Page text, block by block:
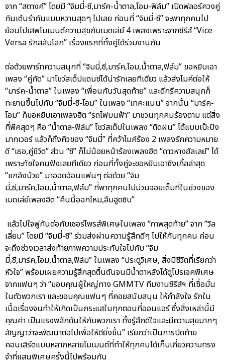
จาก “สตางค์” โดยมี “จิมมี่-ซี,มาร์ค-น้ำตาล,โอม-ฟิล์ม” เปิดฟลอร์ควงคู่
กันเต้นรำกันแบบหวานสุดๆ ไปเลย ก่อนที่ “จิมมี่-ซี” จะพาทุกคนไป
ย้อนไปเสพโมเมนต์ความสุขกับเมดเล่ย์ 4 เพลงเพราะจากซีรีส์ “Vice
Versa รักสลับโลก” เรื่องแรกที่ทั้งคู่ได้ร่วมงานกัน
ต่อด้วยพาร์ทความสนุกที่ “จิมมี่,ซี,มาร์ค,โอม,น้ำตาล,ฟิล์ม” ขอหยิบเอา
เพลง “คู่กัด” มาโชว์สเต็ปแดนซ์ได้น่ารักเลยทีเดียว แล้วส่งไมค์ต่อให้
“มาร์ค-น้ำตาล” ในเพลง “เพื่อนกันวันสุดท้าย” และดีกรีความสนุกก็
ทะยานขึ้นไปกับ “จิมมี่-ซี-โอม” ในเพลง “เทคะแนน” จากนั้น “มาร์ค-
โอม” ก็ขอหยิบเอาเพลงฮิต “รถไฟบนฟ้า” มาชวนทุกคนร้องตาม แต่สิ่ง
ที่พีคสุดๆ คือ “น้ำตาล-ฟิล์ม” โชว์สเต็ปในเพลง “ติดฝน” ได้แบบเป๊ะปัง
มากเวอร์ แล้วก็ถึงคิวของ “จิมมี่” ที่คว้าไมค์ร้อง 2 เพลงรักความหมาย
ดี “เธอ,คู่ชีวิต” ส่วน “ซี” ก็ไม่น้อยหน้าร้องเพลงฮิต “ดาวหางฮัลเลย์” ได้
เพราะทัชใจคนฟังเลยทีเดียว ก่อนที่ทั้งคู่จะขอหยิบเอาซิงเกิ้ลล่าสุด
“แกล้งป่วย” มาออดอ้อนแฟนๆ ต่อด้วย “จิม
มี่,ซี,มาร์ค,โอม,น้ำตาล,ฟิล์ม” ที่พาทุกคนไปม่วนจอยเต็มที่ในช่วงของ
เมดเล่ย์เพลงฮิต “คืนนี้ออกไหม,ลืมฮูดซิบ”
แล้วไปใจฟูกันต่อกับเซอร์ไพรส์พิเศษในเพลง “ภาพสุดท้าย” จาก “วิล
เลี่ยม” โดยมี “จิมมี่-ซี” ร่วมส่งผ่านความรู้สึกดีๆ ไปให้กับทุกคน ก่อน
จะถึงช่วงเวลาส่งท้ายภาพความประทับใจไปกับ “จิม
มี่,ซี,มาร์ค,โอม,น้ำตาล,ฟิล์ม” ในเพลง “ประตูวิเศษ, สิ่งมีชีวิตที่เรียกว่า
หัวใจ” พร้อมเผยความรู้สึกสุดตื้นตันจนมีน้ำตาหลังได้ดูโปรเจคพิเศษ
จากแฟนๆ ว่า “ขอบคุณผู้ใหญ่ทาง GMMTV ทีมงานซีรีส์ฯ ที่เชื่อมั่น
ในตัวพวกเรา และขอบคุณแฟนๆ ที่คอยสนับสนุน ให้กำลังใจ รักใน
เนื้อเรื่องจนทำให้เกิดเป็นกระแสในทุกตอนที่ออนแอร์ ซึ่งสิ่งเหล่านี้มี
คุณค่า เป็นแรงพลักดันให้กับพวกเรา ทั้งรู้สึกดีใจและมีความสุขมากๆ
สัญญาว่าจะพัฒนาต่อไปเพื่อให้ดียิ่งขึ้น” เรียกว่าเป็นการปิดท้าย
คอนเสิร์ตแบบหลากหลายโมเมนต์ที่ทำให้ทุกคนได้เก็บเกี่ยวความทรง
จำที่แสนพิเศษครั้งนี้ไปพร้อมกัน